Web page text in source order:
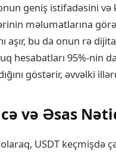
geniş istifadəsini və
məlumatlarına
aşır, bu da onun rə
hesabatları 95%-nin
göstərir, əvvəlki
və Əsas
USDT keçmişdə